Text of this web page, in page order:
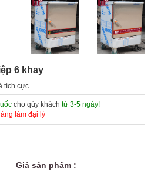
6 khay
tích cực
cho qúy khách từ 3-5 ngày!
làm đại lý
Giá sản phẩm :